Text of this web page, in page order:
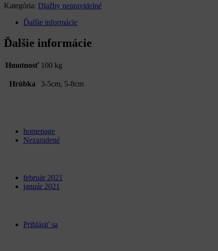
Kategória: Dlažby nepravidelné
Ďalšie informácie
Ďalšie informácie
Hmotnosť 100 kg
Hrúbka 3-5cm, 5-8cm
homepage
Nezaradené
február 2021
január 2021
Prihlásiť sa